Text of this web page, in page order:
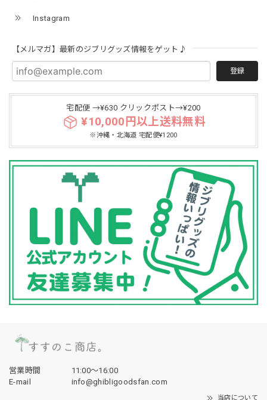
Instagram
【メルマガ】最新のジブリグッズ情報をゲット♪
登録
宅配便 →¥630 クリックポスト→¥200
¥10,000円以上送料無料
※沖縄・北海道 宅配便¥1200
営業時間
11:00〜16:00
E-mail
info@ghibligoodsfan.com
当店について